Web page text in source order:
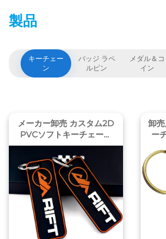
製品
キーチェー
ン
バッジ ラペ
ルピン
メダル＆コ
イン
メーカー卸売 カスタム2D
PVCソフトキーチェーン
カスタムミニマリストスタ
イル 企業ロゴPVCキーチ
ェーン 販促ギフト
卸
ー
金